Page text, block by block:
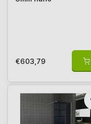
€603,79